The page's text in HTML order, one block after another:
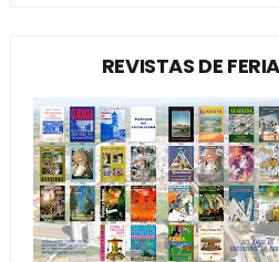
REVISTAS DE